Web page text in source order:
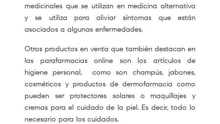
medicinales que se utilizan en medicina alternativa
y se utiliza para aliviar síntomas que están
asociados a algunas enfermedades.
Otros productos en venta que también destacan en
las parafarmacias online son los artículos de
higiene personal, como son champús, jabones,
cosméticos y productos de dermofarmacia como
pueden ser protectores solares o maquillajes y
cremas para el cuidado de la piel. Es decir, todo lo
necesario para los cuidados.